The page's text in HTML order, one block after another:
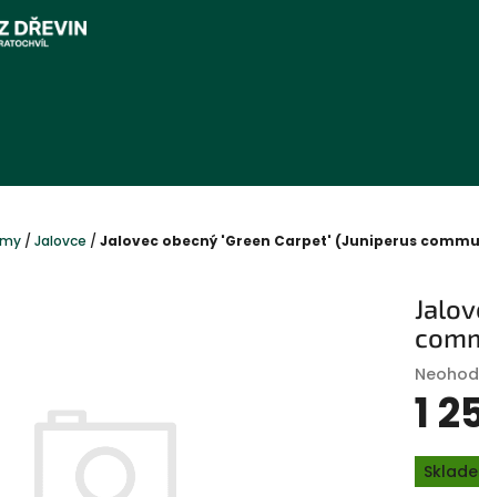
/ Jalovce / Jalovec obecný 'Green Carpet' (Juniperus
0,0
z
1
Měrná
cena: